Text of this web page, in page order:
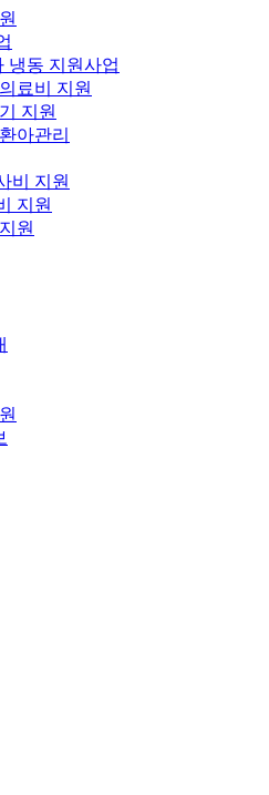
냉동 지원사업
료비 지원
지원
아관리
비 지원
지원
원